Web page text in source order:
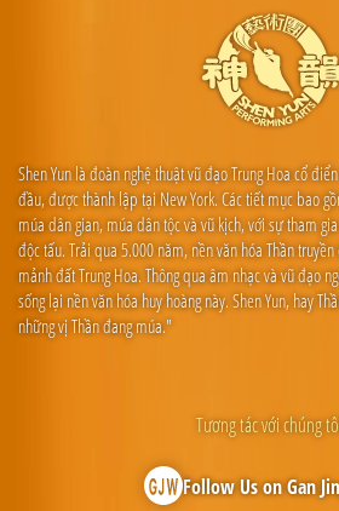
Shen Yun là đoàn nghệ thuật vũ đạo Trung Hoa cổ
đầu, được thành lập tại New York. Các tiết mục bao
múa dân gian, múa dân tộc và vũ kịch, với sự tham
độc tấu. Trải qua 5.000 năm, nền văn hóa Thần
mảnh đất Trung Hoa. Thông qua âm nhạc và vũ đạo
sống lại nền văn hóa huy hoàng này. Shen Yun, hay
những vị Thần đang múa."
Tương tác với chúng
Follow Us on Gan